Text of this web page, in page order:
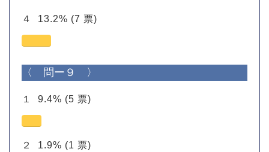
４ 13.2% (7 票)
〈 問ー９ 〉
１ 9.4% (5 票)
２ 1.9% (1 票)